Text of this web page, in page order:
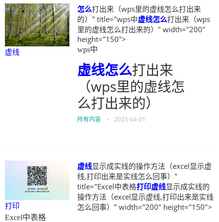
虚线
怎么打出来（wps里的虚线怎么打出来
的）" title="wps中虚线怎么打出来（wps
里的虚线怎么打出来的）" width="200"
height="150">
wps中
虚线怎么打出来
（wps里的虚线怎
么打出来的）
所有内容 • 2025-04-01
打印
虚线显示成实线的操作方法（excel显示虚
线,打印出来是实线怎么回事）"
title="Excel中表格打印虚线显示成实线的
操作方法（excel显示虚线,打印出来是实线
怎么回事）" width="200" height="150">
Excel中表格